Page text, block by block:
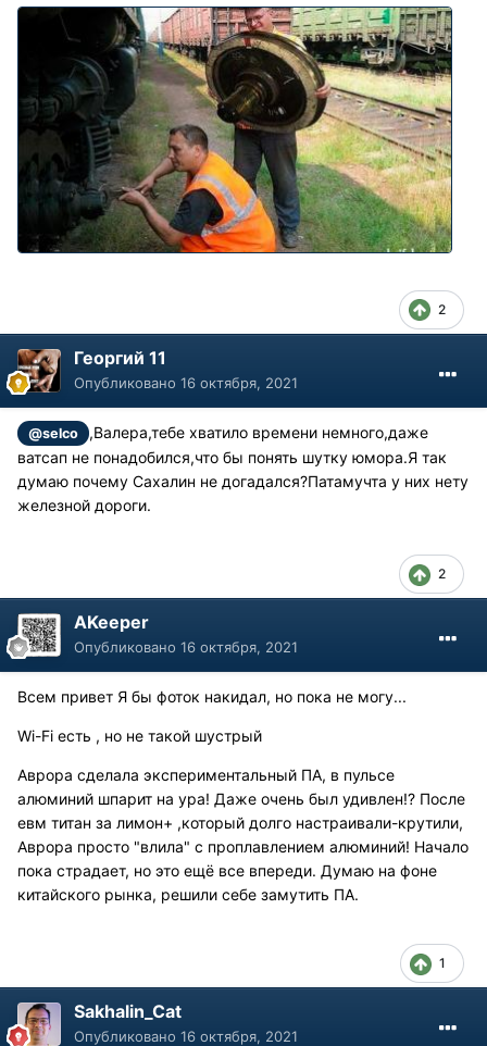
2
Георгий 11
Опубликовано 16 октября, 2021
@selco
,Валера,тебе хватило времени немного,даже
ватсап не понадобился,что бы понять шутку юмора.Я так
думаю почему Сахалин не догадался?Патамучта у них нету
железной дороги.
2
AKeeper
Опубликовано 16 октября, 2021
Всем привет Я бы фоток накидал, но пока не могу...
Wi-Fi есть , но не такой шустрый
Аврора сделала экспериментальный ПА, в пульсе
алюминий шпарит на ура! Даже очень был удивлен!? После
евм титан за лимон+ ,который долго настраивали-крутили,
Аврора просто "влила" с проплавлением алюминий! Начало
пока страдает, но это ещё все впереди. Думаю на фоне
китайского рынка, решили себе замутить ПА.
1
Sakhalin_Cat
Опубликовано 16 октября, 2021